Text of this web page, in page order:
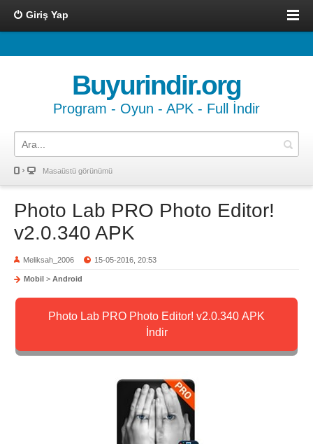
Giriş Yap
Buyurindir.org
Program - Oyun - APK - Full İndir
Masaüstü görünümü
Photo Lab PRO Photo Editor!
v2.0.340 APK
Meliksah_2006 15-05-2016, 20:53
Mobil > Android
Photo Lab PRO Photo Editor! v2.0.340 APK
İndir